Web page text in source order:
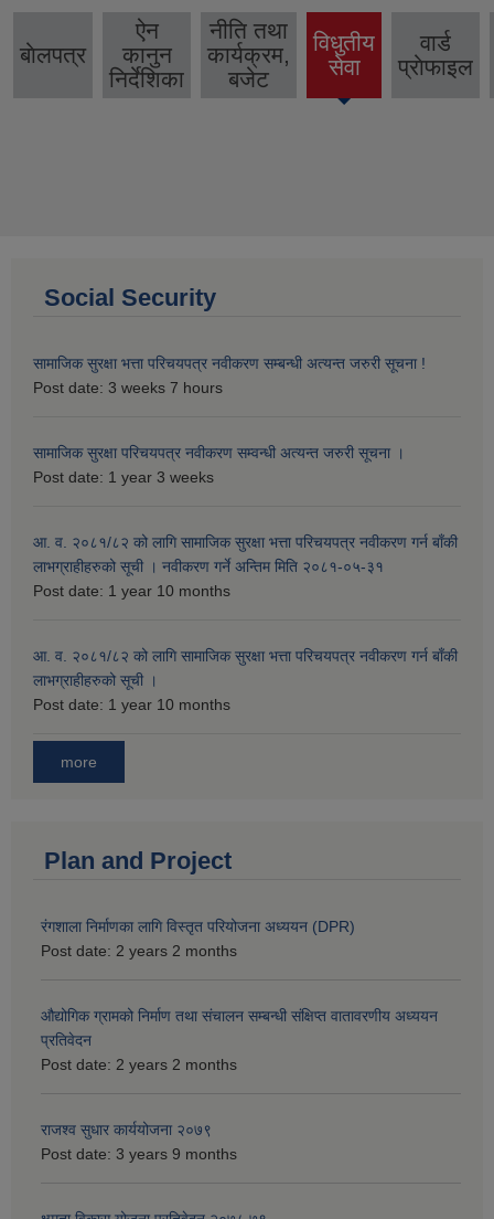
बाेलपत्र
ऐन
कानुन
निर्देशिका
नीति तथा
कार्यक्रम,
बजेट
विधुतीय
सेवा
(active
वार्ड
प्राेफाइल
Social Security
सामाजिक सुरक्षा भत्ता परिचयपत्र नवीकरण सम्बन्धी अत्यन्त जरुरी सूचना !
Post date: 3 weeks 7 hours
सामाजिक सुरक्षा परिचयपत्र नवीकरण सम्वन्धी अत्यन्त जरुरी सूचना ।
Post date: 1 year 3 weeks
आ. व‍. २०८१/८२ को लागि सामाजिक सुरक्षा भत्ता परिचयपत्र नवीकरण गर्न बाँकी
लाभग्राहीहरुको सूची । नवीकरण गर्ने अन्तिम मिति २०८१-०५-३१
Post date: 1 year 10 months
आ. व‍. २०८१/८२ को लागि सामाजिक सुरक्षा भत्ता परिचयपत्र नवीकरण गर्न बाँकी
लाभग्राहीहरुको सूची ।
Post date: 1 year 10 months
more
Plan and Project
रंगशाला निर्माणका लागि विस्तृत परियोजना अध्ययन (DPR)
Post date: 2 years 2 months
औद्योगिक ग्रामको निर्माण तथा संचालन सम्बन्धी संक्षिप्त वातावरणीय अध्ययन
प्रतिवेदन
Post date: 2 years 2 months
राजश्व सुधार कार्ययोजना २०७९
Post date: 3 years 9 months